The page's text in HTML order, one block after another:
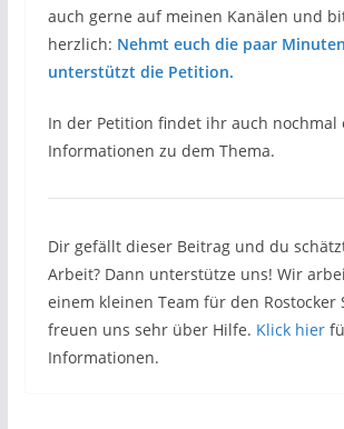
auch gerne auf meinen Kanälen und
herzlich: Nehmt euch die paar
unterstützt die Petition.
In der Petition findet ihr auch nochmal
Informationen zu dem Thema.
Dir gefällt dieser Beitrag und du
Arbeit? Dann unterstütze uns! Wir
einem kleinen Team für den Rostocker
freuen uns sehr über Hilfe. Klick hier
Informationen.